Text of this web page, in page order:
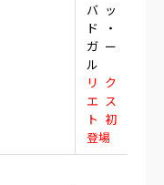
バッ
ド・
ガー
ル
リク
エス
ト初
登場